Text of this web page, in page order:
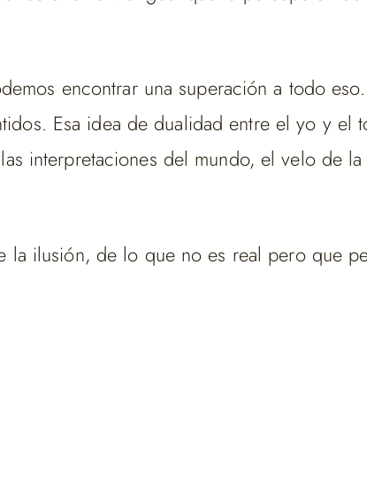
encontrar una superación a todo
Esa idea de dualidad entre el yo y
interpretaciones del mundo, el velo de
ilusión, de lo que no es real pero que